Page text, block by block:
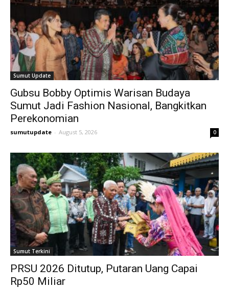
Sumut Update
Gubsu Bobby Optimis Warisan Budaya
Sumut Jadi Fashion Nasional, Bangkitkan
Perekonomian
sumutupdate - August 5, 2026 0
Sumut Terkini
PRSU 2026 Ditutup, Putaran Uang Capai
Rp50 Miliar